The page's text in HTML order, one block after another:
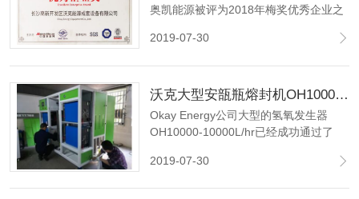
奥凯能源被评为2018年梅奖优秀企业之
2019-07-30
沃克大型安瓿瓶熔封机OH10000，成功通过4*24小时连续工作试验!
Okay Energy公司大型的氢氧发生器
OH10000-10000L/hr已经成功通过了
试，包括电解系统、气体和电压压力稳
2019-07-30